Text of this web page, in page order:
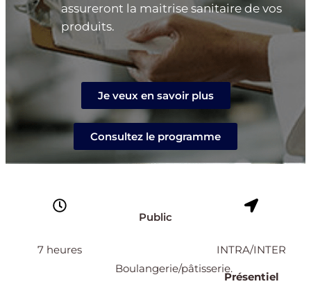
assureront la maitrise sanitaire de vos
produits.
Je veux en savoir plus
Consultez le programme
7 heures
Public
Boulangerie/pâtisserie.
INTRA/INTER
Présentiel